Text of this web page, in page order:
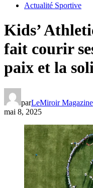
Actualité Sportive
Kids’
fait courir
paix et la
parLeMiroir Magazine
mai 8, 2025